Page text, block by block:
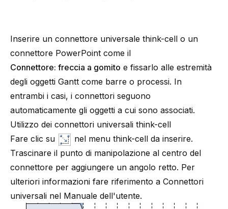
Inserire un connettore universale think-cell o un
connettore PowerPoint come il
Connettore: freccia a gomito e fissarlo alle estremità
degli oggetti Gantt come barre o processi. In
entrambi i casi, i connettori seguono
automaticamente gli oggetti a cui sono associati.
Utilizzo dei connettori universali think-cell
Fare clic su
nel menu think-cell da inserire.
Trascinare il punto di manipolazione al centro del
connettore per aggiungere un angolo retto. Per
ulteriori informazioni fare riferimento a Connettori
universali nel Manuale dell'utente.